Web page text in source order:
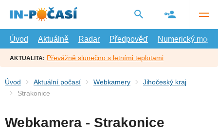
hlavní
Úvod
Aktuálně Radar Předpověď Numerický model
AKTUALITA: Převážně slunečno s letními teplotami
Úvod Aktuální počasí Webkamery
Jihočeský kraj
Strakonice
Webkamera - Strakonice